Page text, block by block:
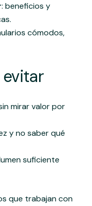
: beneficios y
cómodos,
mirar valor por
y no saber qué
suficiente
que trabajan con